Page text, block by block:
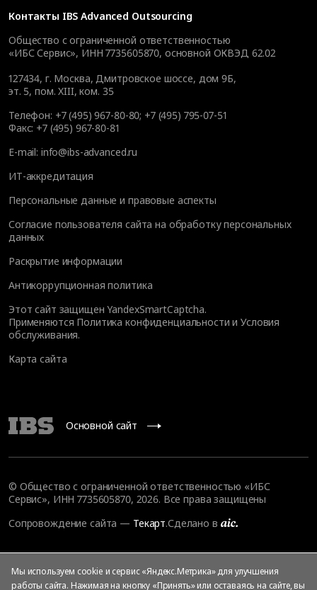
Контакты IBS Advanced Outsourcing
Общество с ограниченной ответственностью
«ИБС Сервис», ИНН 7735605870, основной ОКВЭД 62.02
127434, г. Москва, Дмитровское шоссе, дом 9Б,
эт. 5, пом. XIII, ком. 35
Телефон: +7 (495) 967-80-80; +7 (495) 795-07-51
Факс: +7 (495) 967-80-81
E-mail: info@ibs-advanced.ru
ИТ-аккредитация
Персональные данные и правовые аспекты
Согласие пользователя сайта на обработку персональных
данных
Раскрытие информации
Антикоррупционная политика
Этот сайт защищен YandexSmartCaptcha.
Применяются Политика конфиденциальности иУсловия
обслуживания.
Карта сайта
Основной сайт
© Общество с ограниченной ответственностью «ИБС
Сервис», ИНН 7735605870, 2026. Все права защищены
Сопровождение сайта — Текарт.Сделано в
Мы используем cookie и сервис «Яндекс.Метрика» для улучшения
работы сайта. Нажимая на кнопку «Принять» или оставаясь на сайте, вы